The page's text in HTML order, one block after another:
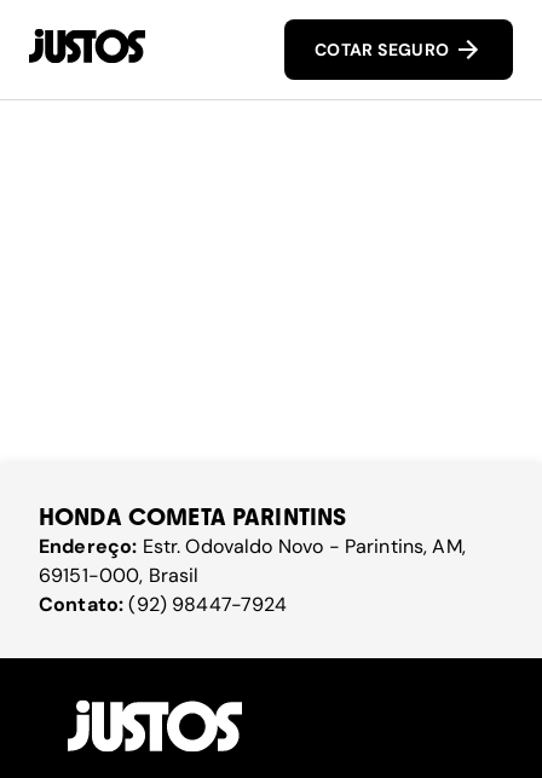
COTAR SEGURO
HONDA COMETA PARINTINS
Endereço: Estr. Odovaldo Novo - Parintins, AM,
69151-000, Brasil
Contato:(92) 98447-7924